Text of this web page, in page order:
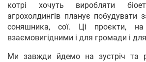
котрі хочуть виробляти
агрохолдингів планує побудувати
соняшника, сої. Ці проєкти,
взаємовигідними і для громади і
Ми завжди йдемо на зустріч та